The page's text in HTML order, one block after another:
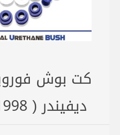
كت بوش
ديفيندر ( 1998 - 2007 )